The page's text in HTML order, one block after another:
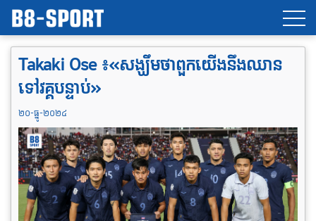
Takaki Ose ៖«សង្ឃឹមថាពួកយើងនឹងឈាន
ទៅវគ្គបន្ទាប់»
២០-ធ្នូ-២០២៤